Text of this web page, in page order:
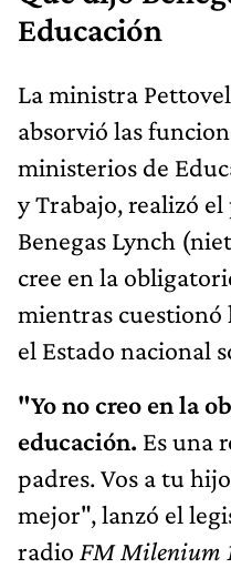
Educación
La ministra
absorvió las
ministerios de
y Trabajo, realizó
Benegas Lynch
cree en la
mientras cuestionó
el Estado nacional
"Yo no creo en la
educación. Es una
padres. Vos a tu
mejor", lanzó el
radio FM Milenium